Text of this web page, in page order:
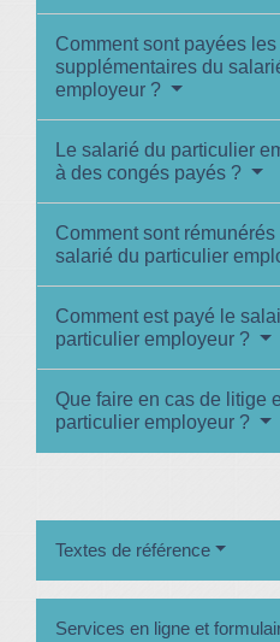
Comment sont payées
supplémentaires du
employeur ?
Le salarié du particulier
à des congés payés ?
Comment sont
salarié du particulier
Comment est payé le
particulier employeur ?
Que faire en cas de litige
particulier employeur ?
Textes de référence
Services en ligne et